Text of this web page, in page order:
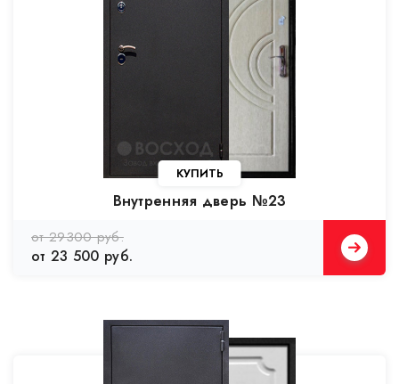
Внутренняя дверь №23
от 29300 руб.
от 23 500 руб.